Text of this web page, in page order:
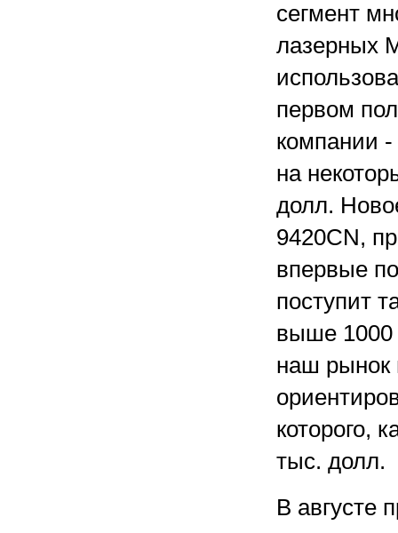
сегмент
лазерных
первом
компании
на
долл.
9420CN,
впервые
поступит
выше 1000
наш рынок
которого,
тыс. долл.
В августе